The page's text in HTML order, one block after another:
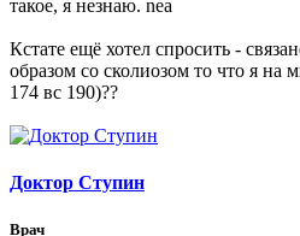
такое, я незнаю. nea
Кстате ещё хотел спросить -
образом со сколиозом то что я на
174 вс 190)??
Доктор Ступин
Врач